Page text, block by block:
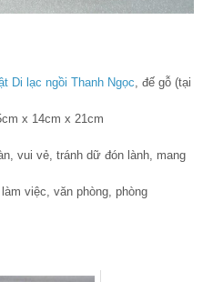
Di lạc ngồi Thanh Ngọc, đế gỗ (tại
x 14cm x 21cm
vui vẻ, tránh dữ đón lành, mang
việc, văn phòng, phòng